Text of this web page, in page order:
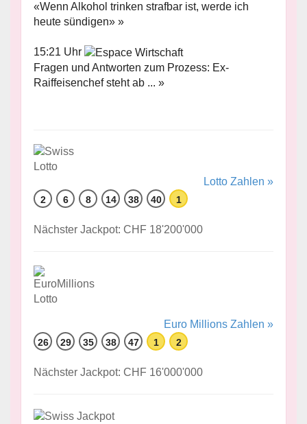
«Wenn Alkohol trinken strafbar ist, werde ich
heute sündigen» »
15:21 Uhr
Fragen und Antworten zum Prozess: Ex-
Raiffeisenchef steht ab ... »
Lotto Zahlen »
2 6 8 14 38 40 1
Nächster Jackpot: CHF 18'200'000
Euro Millions Zahlen »
26 29 35 38 47 1 2
Nächster Jackpot: CHF 16'000'000